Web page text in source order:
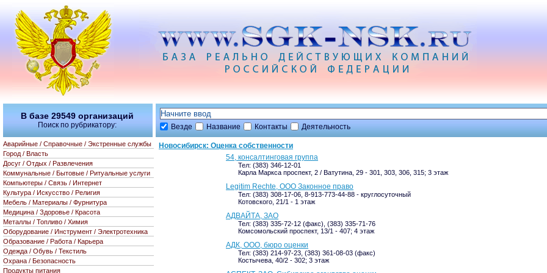
Везде Название Контакты Деятельность
Новосибирск: Оценка собственности
54, консалтинговая группа
Тел: (383) 346-12-01
Карла Маркса проспект, 2 / Ватутина, 29 - 301, 303, 306, 315; 3 этаж
Legitim Rechte, ООО Законное право
Тел: (383) 308-17-06, 8-913-773-44-88 - круглосуточный
Котовского, 21/1 - 1 этаж
АДВАЙТА, ЗАО
Тел: (383) 335-72-12 (факс), (383) 335-71-76
Комсомольский проспект, 13/1 - 407; 4 этаж
АДК, ООО, бюро оценки
Тел: (383) 214-97-23, (383) 361-08-03 (факс)
Костычева, 40/2 - 302; 3 этаж
В базе 29549 организаций
Поиск по рубрикатору:
Аварийные / Справочные / Экстренные службы
Город / Власть
Досуг / Отдых / Развлечения
Коммунальные / Бытовые / Ритуальные услуги
Компьютеры / Связь / Интернет
Культура / Искусство / Религия
Мебель / Материалы / Фурнитура
Медицина / Здоровье / Красота
Металлы / Топливо / Химия
Оборудование / Инструмент / Электротехника
Образование / Работа / Карьера
Одежда / Обувь / Текстиль
Охрана / Безопасность
Продукты питания